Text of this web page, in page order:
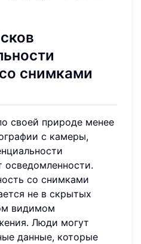
снимками
своей природе менее
с камеры,
осведомленности.
со снимками
не в скрытых
видимом
Люди могут
данные, которые